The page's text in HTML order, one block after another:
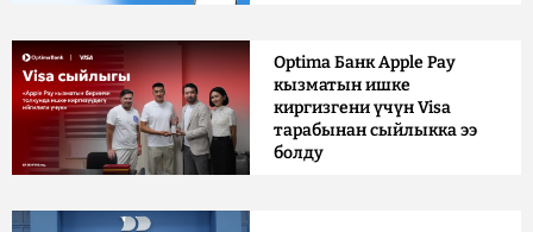
Optima Банк Apple Pay
кызматын ишке
киргизгени үчүн Visa
тарабынан сыйлыкка ээ
болду